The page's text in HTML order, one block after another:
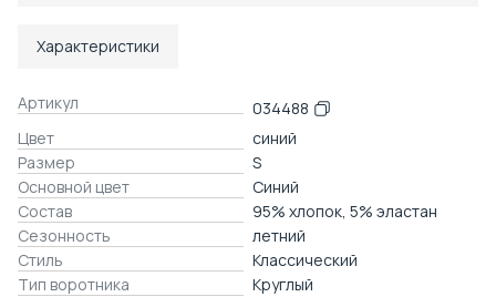
Характеристики
Артикул
034488
Цвет
синий
Размер
S
Основной цвет
Синий
Состав
95% хлопок, 5% эластан
Сезонность
летний
Стиль
Классический
Тип воротника
Круглый